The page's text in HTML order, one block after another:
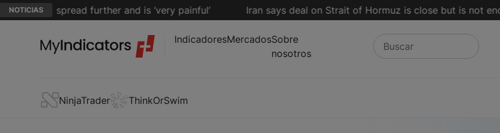
NOTICIAS
has spread further and is ‘very painful’ Iran says deal on Strait of Hormuz is close but is not
IndicadoresMercadosSobre
nosotros
NinjaTrader ThinkOrSwim